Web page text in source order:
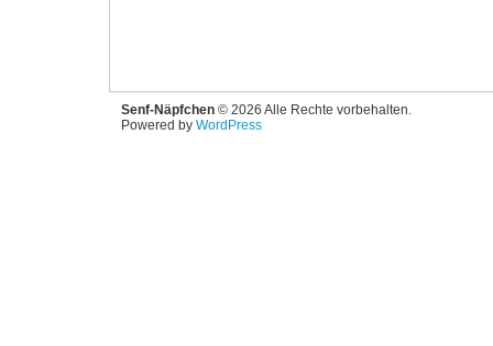
Senf-Näpfchen © 2026 Alle Rechte vorbehalten.
Powered by WordPress